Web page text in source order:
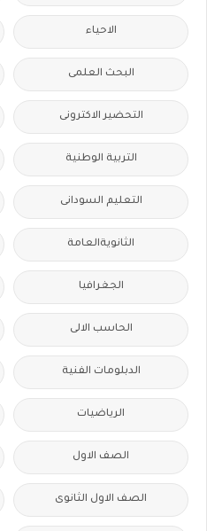
الاحياء
البحث العلمى
التحضير الاكترونى
التربية الوطنية
التعليم السودانى
الثانويةالعامة
الجغرافيا
الحاسب الالى
الدبلومات الفنية
الرياضيات
الصف الاول
الصف الاول الثانوى